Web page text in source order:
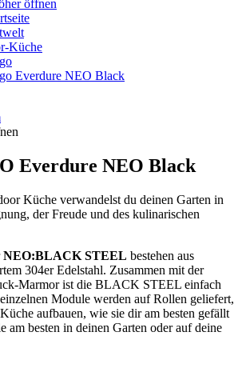
öffnen
Küche
Everdure NEO Black
Everdure NEO Black
Küche verwandelst du deinen Garten in
der Freude und des kulinarischen
NEO:BLACK STEEL bestehen aus
304er Edelstahl. Zusammen mit der
Marmor ist die BLACK STEEL einfach
Module werden auf Rollen geliefert,
aufbauen, wie sie dir am besten gefällt
am besten in deinen Garten oder auf deine